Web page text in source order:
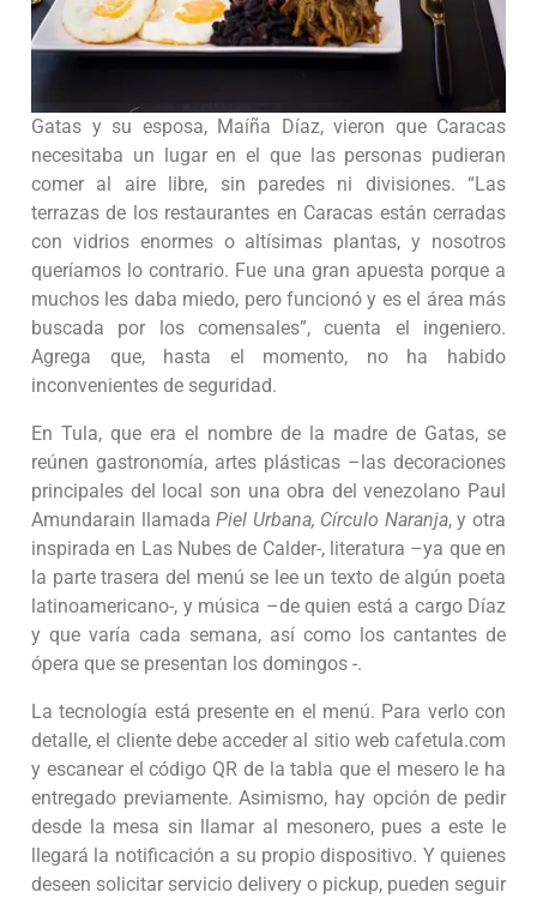
Gatas y su esposa, Maíña Díaz, vieron que Caracas
necesitaba un lugar en el que las personas pudieran
comer al aire libre, sin paredes ni divisiones. “Las
terrazas de los restaurantes en Caracas están cerradas
con vidrios enormes o altísimas plantas, y nosotros
queríamos lo contrario. Fue una gran apuesta porque a
muchos les daba miedo, pero funcionó y es el área más
buscada por los comensales”, cuenta el ingeniero.
Agrega que, hasta el momento, no ha habido
inconvenientes de seguridad.
En Tula, que era el nombre de la madre de Gatas, se
reúnen gastronomía, artes plásticas –las decoraciones
principales del local son una obra del venezolano Paul
Amundarain llamadaPiel Urbana, Círculo Naranja, y otra
inspirada en Las Nubes de Calder-, literatura –ya que en
la parte trasera del menú se lee un texto de algún poeta
latinoamericano-, y música –de quien está a cargo Díaz
y que varía cada semana, así como los cantantes de
ópera que se presentan los domingos -.
La tecnología está presente en el menú. Para verlo con
detalle, el cliente debe acceder al sitio web cafetula.com
y escanear el código QR de la tabla que el mesero le ha
entregado previamente. Asimismo, hay opción de pedir
desde la mesa sin llamar al mesonero, pues a este le
llegará la notificación a su propio dispositivo. Y quienes
deseen solicitar servicio delivery o pickup, pueden seguir